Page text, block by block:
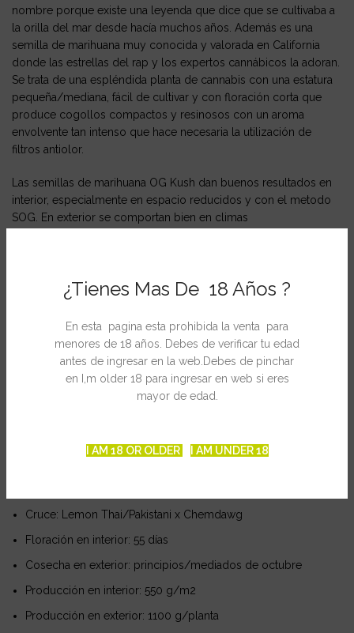
¿Tienes Mas De 18 Años ?
En esta pagina esta prohibida la venta para
menores de 18 años. Debes de verificar tu edad
antes de ingresar en la web.Debes de pinchar
en I,m older 18 para ingresar en web si eres
mayor de edad.
I AM 18 OR OLDER I AM UNDER 18
nombre porque existe una leyenda que dice que se cultivaba a
la orilla del mar desde hacía muchos años. Además es una
semilla de marihuana muy conocida y valorada en California
donde las estrellas del rap y los expertos cannábicos la adoran.
Se trata de una espléndida planta de cannabis con una estatura
pequeña/mediana, fácil de cultivar y con floración corta que
produce cogollos compactos y resinosos con un aroma
envolvente tan intenso que hace necesaria la utilización de
filtros antiolor.
Las semillas de marihuana OG Kush dan buenos resultados en
interior, especialmente en espacio reducidos y con el metodo
SOG. En exterior se comportan bien en climas
El aroma y el sabor de esta planta de marihuana son
intensamente afrutados, con notas a Diesel, a frutas del bosque
y a cítricos. Su potente efecto es inicialmente cerebral y
evoluciona con rapidez hacia un colocón pesado y relajante
muy agradable. Es ideal para descansar apaciblemente.
Cruce: Lemon Thai/Pakistani x Chemdawg
Floración en interior: 55 días
Cosecha en exterior: principios/mediados de octubre
Producción en interior: 550 g/m2
Producción en exterior: 1100 g/planta